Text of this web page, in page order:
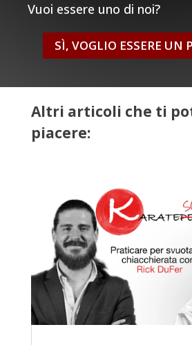
Vuoi essere uno di noi?
SÌ, VOGLIO ESSERE UN
Altri articoli che ti
piacere: